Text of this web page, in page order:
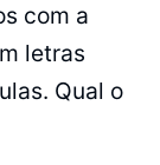
com a
letras
Qual o